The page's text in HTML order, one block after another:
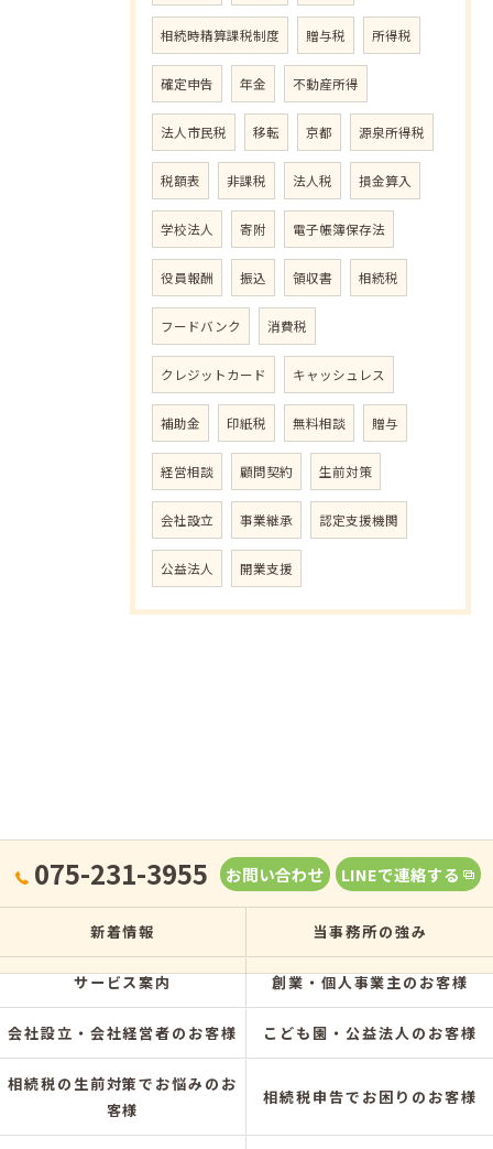
相続時精算課税制度 贈与税 所得税
確定申告 年金 不動産所得
法人市民税 移転 京都 源泉所得税
税額表 非課税 法人税 損金算入
学校法人 寄附 電子帳簿保存法
役員報酬 振込 領収書 相続税
フードバンク 消費税
クレジットカード キャッシュレス
補助金 印紙税 無料相談 贈与
経営相談 顧問契約 生前対策
会社設立 事業継承 認定支援機関
公益法人 開業支援
075-231-3955 お問い合わせ LINEで連絡する
新着情報 当事務所の強み
サービス案内 創業・個人事業主のお客様
会社設立・会社経営者のお客様 こども園・公益法人のお客様
相続税の生前対策でお悩みのお
客様
相続税申告でお困りのお客様